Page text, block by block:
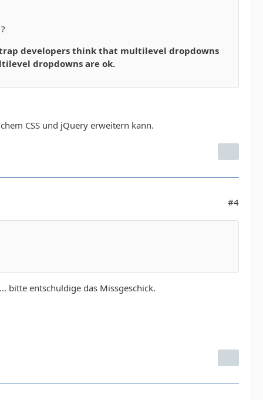
developers think that multilevel dropdowns
dropdowns are ok.
CSS und jQuery erweitern kann.
#4
bitte entschuldige das Missgeschick.